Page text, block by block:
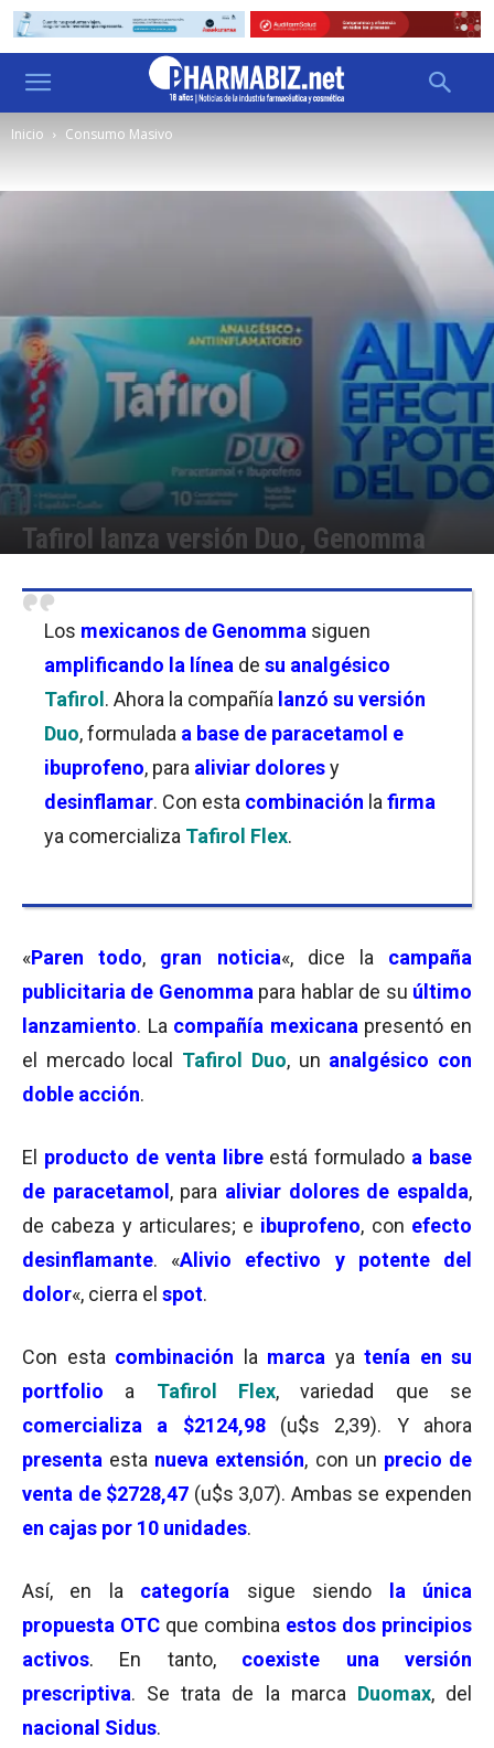
Inicio Consumo Masivo
Tafirol lanza versión Duo, Genomma
Los mexicanos de Genomma siguen
amplificando la línea de su analgésico
Tafirol . Ahora la compañía lanzó su versión
Duo, formulada a base de paracetamol e
ibuprofeno, para aliviar doloresy
desinflamar. Con esta combinación la firma
ya comercializa Tafirol Flex.
«Paren todo, gran noticia«, dice la campaña
publicitaria de Genomma para hablar de su último
lanzamiento. La compañía mexicana presentó en
el mercado local
Tafirol Duo, un analgésico con
doble acción.
El producto de venta libre está formulado a base
de paracetamol , para aliviar dolores de espalda,
de cabeza y articulares; e ibuprofeno, con efecto
desinflamante. «Alivio efectivo y potente del
dolor«, cierra el spot.
Con esta combinación la marca ya tenía en su
portfolio a Tafirol Flex, variedad que se
comercializa a $2124,98
(u$s 2,39). Y ahora
presenta esta nueva extensión, con un precio de
venta de $2728,47 (u$s 3,07). Ambas se expenden
en cajas por 10 unidades.
Así, en la categoría sigue siendo la única
propuesta OTC que combina estos dos principios
activos. En tanto, coexiste una versión
prescriptiva. Se trata de la marca Duomax, del
nacional Sidus.